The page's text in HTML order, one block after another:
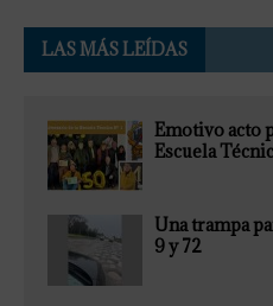
LAS MÁS LEÍDAS
Emotivo acto
Escuela
Una trampa
9 y 72